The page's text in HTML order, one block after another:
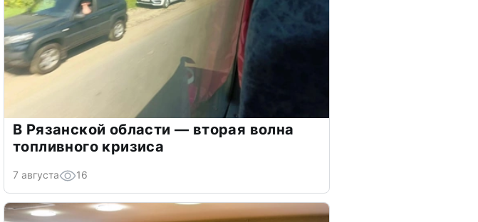
В Рязанской области — вторая волна
топливного кризиса
7 августа 16